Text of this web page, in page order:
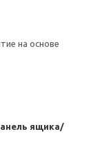
на основе
ящика/